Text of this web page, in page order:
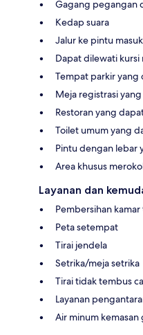
Gagang pegangan
Kedap suara
Jalur ke pintu
Dapat dilewati kursi
Tempat parkir yang
Meja registrasi
Restoran yang
Toilet umum yang
Pintu dengan lebar
Area khusus
Layanan dan
Pembersihan
Peta setempat
Tirai jendela
Setrika/meja setrika
Tirai tidak tembus
Layanan
Air minum kemasan